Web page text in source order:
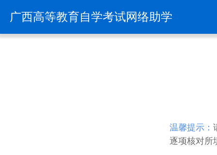
温馨提示：
逐项核对所